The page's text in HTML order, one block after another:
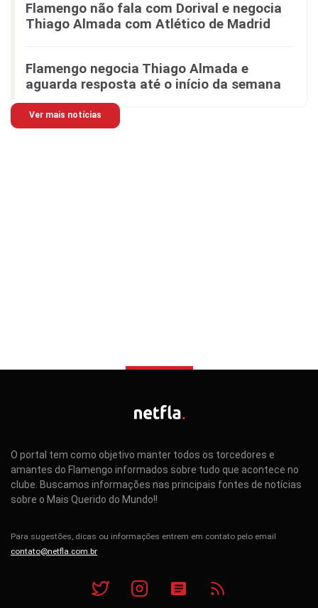
Flamengo não fala com Dorival e negocia
Thiago Almada com Atlético de Madrid
Flamengo negocia Thiago Almada e
aguarda resposta até o início da semana
Ver mais notícias
O portal tem como objetivo manter todos os torcedores e
amantes do Flamengo informados sobre tudo que acontece no
clube. Buscamos informações nas principais fontes de notícias
sobre o Mais Querido do Mundo!!
Para sugestões, dicas ou informações entrem em contato pelo email
contato@netfla.com.br